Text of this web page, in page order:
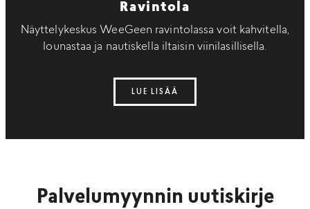
Ravintola
Näyttelykeskus WeeGeen ravintolassa voit kahvitella,
lounastaa ja nautiskella iltaisin viinilasillisella.
LUE LISÄÄ
Palvelumyynnin uutiskirje